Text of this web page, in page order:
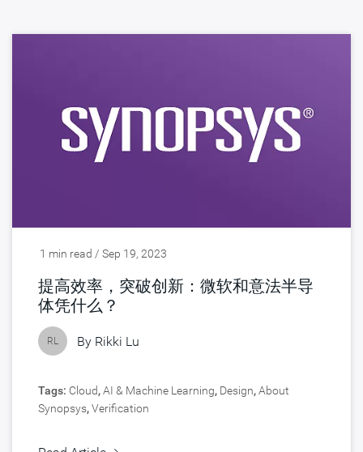
1 min read / Sep 19, 2023
提高效率，突破创新：微软和意法半导
体凭什么？
RL By Rikki Lu
Tags: Cloud,AI & Machine Learning, Design,About
Synopsys,Verification